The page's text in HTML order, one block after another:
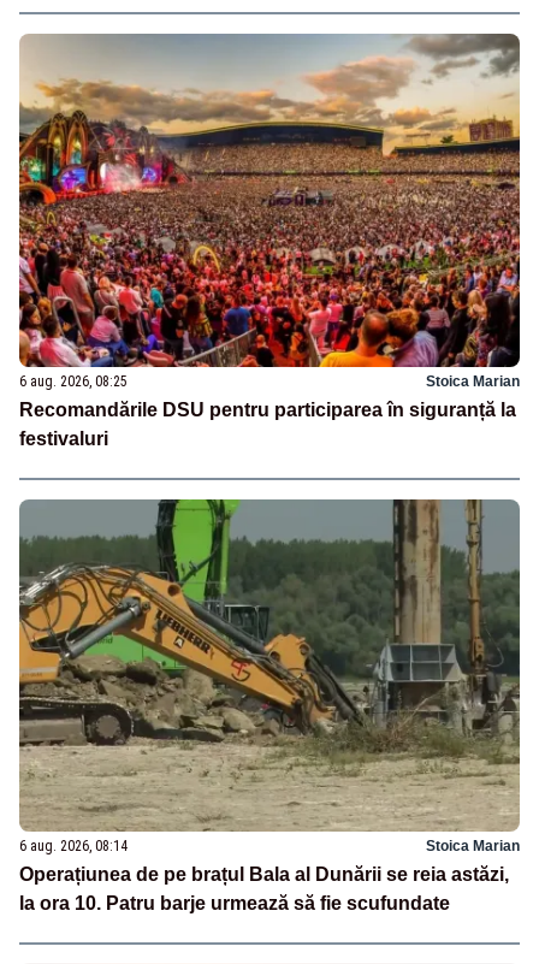
6 aug. 2026, 08:25 Stoica Marian
Recomandările DSU pentru participarea în siguranță la
festivaluri
6 aug. 2026, 08:14 Stoica Marian
Operațiunea de pe brațul Bala al Dunării se reia astăzi,
la ora 10. Patru barje urmează să fie scufundate